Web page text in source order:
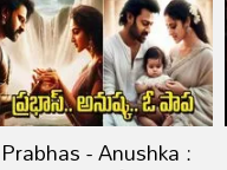
Prabhas - Anushka :